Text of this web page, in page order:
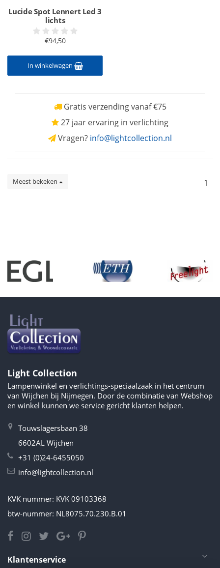
Lucide Spot Lennert Led 3
lichts
€94,50
In winkelwagen
Gratis verzending vanaf €75
27 jaar ervaring in verlichting
Vragen? info@lightcollection.nl
Meest bekeken 1
Light Collection
Lampenwinkel en verlichtings-speciaalzaak in het centrum
van Wijchen bij Nijmegen. Door de combinatie van Webshop
en winkel kunnen we service gericht klanten helpen.
Touwslagersbaan 38
6602AL Wijchen
+31 (0)24-6455050
info@lightcollection.nl
KVK nummer: KVK 09103368
btw-nummer: NL8075.70.230.B.01
Klantenservice